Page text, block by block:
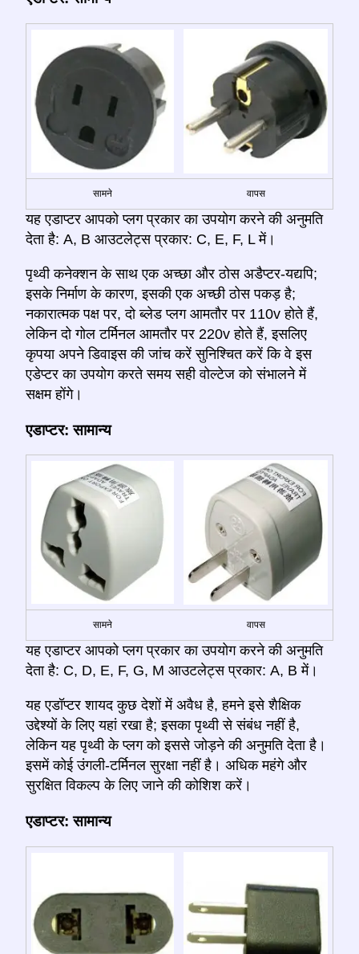
सामने वापस
यह एडाप्टर आपको प्लग प्रकार का उपयोग करने की अनुमति
देता है: A, B आउटलेट्स प्रकार: C, E, F, L में।
पृथ्वी कनेक्शन के साथ एक अच्छा और ठोस अडैप्टर-यद्यपि;
इसके निर्माण के कारण, इसकी एक अच्छी ठोस पकड़ है;
नकारात्मक पक्ष पर, दो ब्लेड प्लग आमतौर पर 110v होते हैं,
लेकिन दो गोल टर्मिनल आमतौर पर 220v होते हैं, इसलिए
कृपया अपने डिवाइस की जांच करें सुनिश्चित करें कि वे इस
एडेप्टर का उपयोग करते समय सही वोल्टेज को संभालने में
सक्षम होंगे।
एडाप्टर: सामान्य
सामने वापस
यह एडाप्टर आपको प्लग प्रकार का उपयोग करने की अनुमति
देता है: C, D, E, F, G, M आउटलेट्स प्रकार: A, B में।
यह एडॉप्टर शायद कुछ देशों में अवैध है, हमने इसे शैक्षिक
उद्देश्यों के लिए यहां रखा है; इसका पृथ्वी से संबंध नहीं है,
लेकिन यह पृथ्वी के प्लग को इससे जोड़ने की अनुमति देता है।
इसमें कोई उंगली-टर्मिनल सुरक्षा नहीं है। अधिक महंगे और
सुरक्षित विकल्प के लिए जाने की कोशिश करें।
एडाप्टर: सामान्य